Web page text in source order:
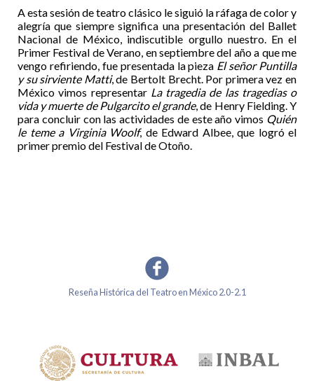
A esta sesión de teatro clásico le siguió la ráfaga de color y
alegría que siempre significa una presentación del Ballet
Nacional de México, indiscutible orgullo nuestro. En el
Primer Festival de Verano, en septiembre del año a que me
vengo refiriendo, fue presentada la pieza El señor Puntilla
y su sirviente Matti, de Bertolt Brecht. Por primera vez en
México vimos representar La tragedia de las tragedias o
vida y muerte de Pulgarcito el grande, de Henry Fielding. Y
para concluir con las actividades de este año vimos Quién
le teme a Virginia Woolf, de Edward Albee, que logró el
primer premio del Festival de Otoño.
Reseña Histórica del Teatro en México 2.0-2.1